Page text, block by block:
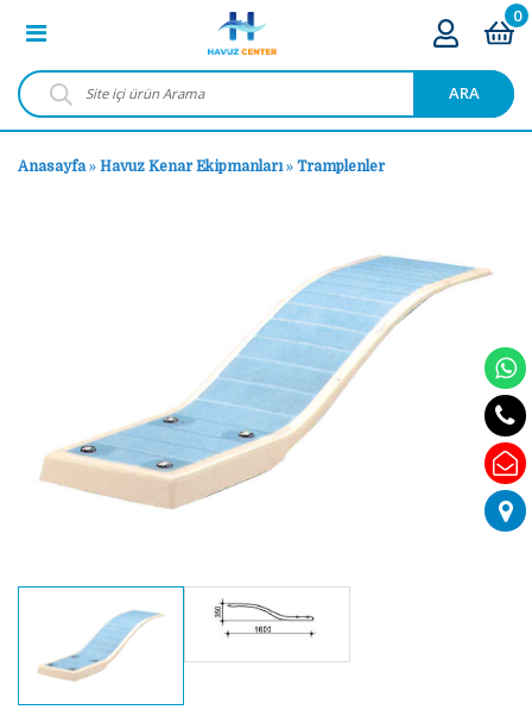
ARA
0
Anasayfa» Havuz Kenar Ekipmanları» Tramplenler